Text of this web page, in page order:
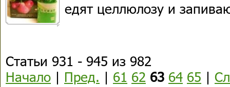
едят целлюлозу и
Статьи 931 - 945 из 982
Начало | Пред. | 61 62 63 64 65 |